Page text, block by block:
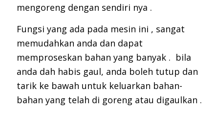
mengoreng dengan sendiri nya .
Fungsi yang ada pada mesin ini , sangat
memudahkan anda dan dapat
memproseskan bahan yang banyak . bila
anda dah habis gaul, anda boleh tutup dan
tarik ke bawah untuk keluarkan bahan-
bahan yang telah di goreng atau digaulkan .